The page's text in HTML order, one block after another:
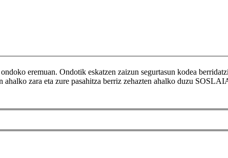
eremuan. Ondotik eskatzen zaizun segurtasun kodea
zara eta zure pasahitza berriz zehazten ahalko duzu